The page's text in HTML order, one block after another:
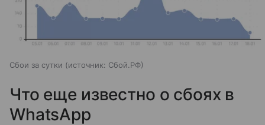
Сбои за сутки источник: Сбой.РФ
Что еще известно о сбоях в
WhatsApp